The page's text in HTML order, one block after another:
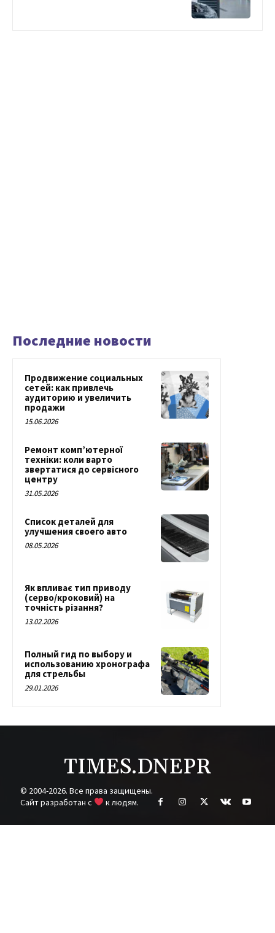
Последние новости
Продвижение социальных
сетей: как привлечь
аудиторию и увеличить
продажи
15.06.2026
Ремонт комп’ютерної
техніки: коли варто
звертатися до сервісного
центру
31.05.2026
Список деталей для
улучшения своего авто
08.05.2026
Як впливає тип приводу
(серво/кроковий) на
точність різання?
13.02.2026
Полный гид по выбору и
использованию хронографа
для стрельбы
29.01.2026
TIMES.DNEPR
© 2004-2026. Все права защищены.
Cайт разработан с
к людям.